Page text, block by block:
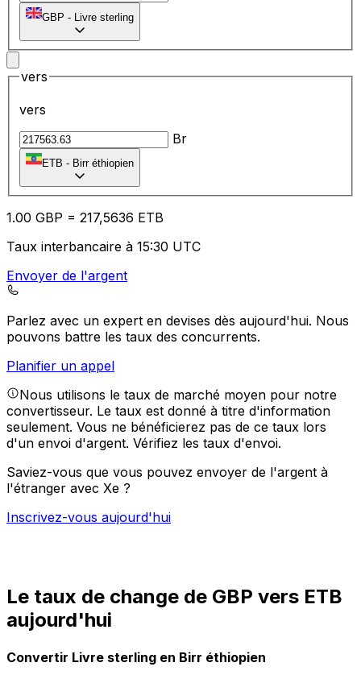
GBP - Livre sterling
vers
vers
Br
ETB - Birr éthiopien
1.00 GBP = 217,5636 ETB
Taux interbancaire à 15:30 UTC
Envoyer de l'argent
Parlez avec un expert en devises dès aujourd'hui. Nous
pouvons battre les taux des concurrents.
Planifier un appel
Nous utilisons le taux de marché moyen pour notre
convertisseur. Le taux est donné à titre d'information
seulement. Vous ne bénéficierez pas de ce taux lors
d'un envoi d'argent. Vérifiez les taux d'envoi.
Saviez-vous que vous pouvez envoyer de l'argent à
l'étranger avec Xe ?
Inscrivez-vous aujourd'hui
Le taux de change de GBP vers ETB
aujourd'hui
Convertir Livre sterling en Birr éthiopien